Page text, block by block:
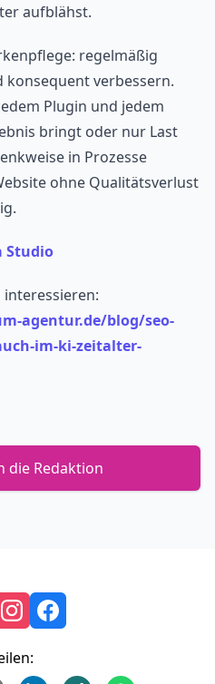
aufblähst.
regelmäßig
verbessern.
Plugin und jedem
bringt oder nur Last
in Prozesse
ohne Qualitätsverlust
Studio
interessieren:
agentur.de/blog/seo-
im-ki-zeitalter-
die Redaktion